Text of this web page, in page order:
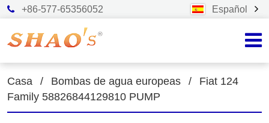
+86-577-65356052 Español
Casa / Bombas de agua europeas /
Fiat 124
Family 58826844129810 PUMP